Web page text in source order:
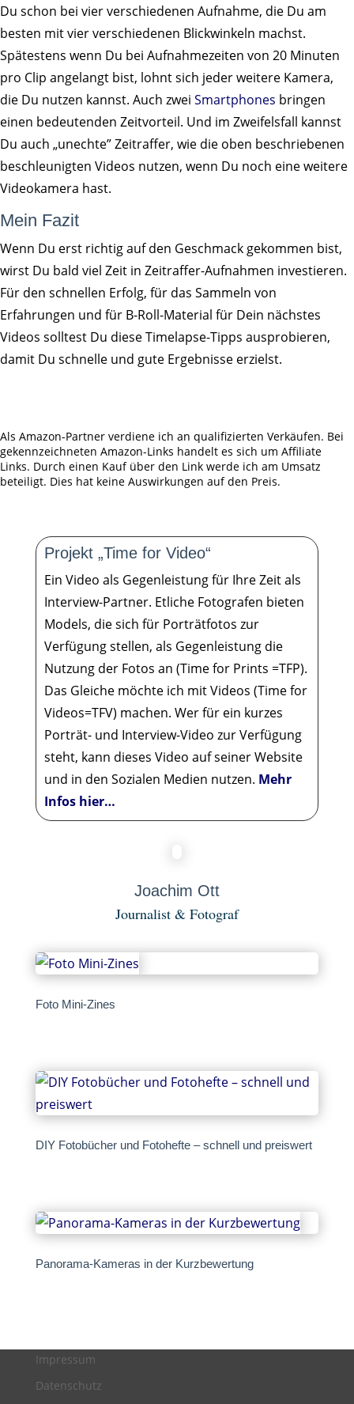
Du schon bei vier verschiedenen Aufnahme, die Du am
besten mit vier verschiedenen Blickwinkeln machst.
Spätestens wenn Du bei Aufnahmezeiten von 20 Minuten
pro Clip angelangt bist, lohnt sich jeder weitere Kamera,
die Du nutzen kannst. Auch zwei Smartphones bringen
einen bedeutenden Zeitvorteil. Und im Zweifelsfall kannst
Du auch „unechte” Zeitraffer, wie die oben beschriebenen
beschleunigten Videos nutzen, wenn Du noch eine weitere
Videokamera hast.
Mein Fazit
Wenn Du erst richtig auf den Geschmack gekommen bist,
wirst Du bald viel Zeit in Zeitraffer-Aufnahmen investieren.
Für den schnellen Erfolg, für das Sammeln von
Erfahrungen und für B-Roll-Material für Dein nächstes
Videos solltest Du diese Timelapse-Tipps ausprobieren,
damit Du schnelle und gute Ergebnisse erzielst.
Als Amazon-Partner verdiene ich an qualifizierten Verkäufen. Bei
gekennzeichneten Amazon-Links handelt es sich um Affiliate
Links. Durch einen Kauf über den Link werde ich am Umsatz
beteiligt. Dies hat keine Auswirkungen auf den Preis.
Projekt „Time for Video“
Ein Video als Gegenleistung für Ihre Zeit als
Interview-Partner. Etliche Fotografen bieten
Models, die sich für Porträtfotos zur
Verfügung stellen, als Gegenleistung die
Nutzung der Fotos an (Time for Prints =TFP).
Das Gleiche möchte ich mit Videos (Time for
Videos=TFV) machen. Wer für ein kurzes
Porträt- und Interview-Video zur Verfügung
steht, kann dieses Video auf seiner Website
und in den Sozialen Medien nutzen. Mehr
Infos hier…
Joachim Ott
Journalist & Fotograf
Foto Mini-Zines
DIY Fotobücher und Fotohefte – schnell und preiswert
Panorama-Kameras in der Kurzbewertung
Impressum
Datenschutz